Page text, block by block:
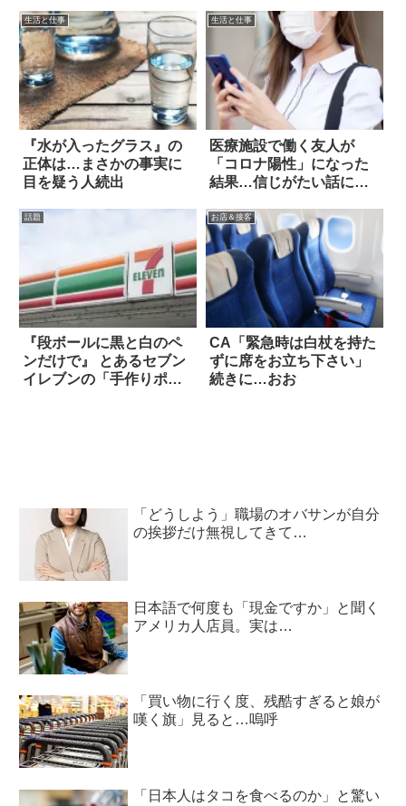
生活と仕事
『水が入ったグラス』の
正体は…まさかの事実に
目を疑う人続出
生活と仕事
医療施設で働く友人が
「コロナ陽性」になった
結果…信じがたい話に絶
話題
『段ボールに黒と白のペ
ンだけで』 とあるセブン
イレブンの「手作りポッ
お店＆接客
CA「緊急時は白杖を持た
ずに席をお立ち下さい」
続きに…おお
「どうしよう」職場のオバサンが自分
の挨拶だけ無視してきて…
日本語で何度も「現金ですか」と聞く
アメリカ人店員。実は…
「買い物に行く度、残酷すぎると娘が
嘆く旗」見ると…嗚呼
「日本人はタコを食べるのか」と驚い